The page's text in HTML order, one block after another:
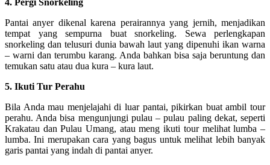
4. Pergi Snorkeling
Pantai anyer dikenal karena perairannya yang jernih, menjadikan
tempat yang sempurna buat snorkeling. Sewa perlengkapan
snorkeling dan telusuri dunia bawah laut yang dipenuhi ikan warna
– warni dan terumbu karang. Anda bahkan bisa saja beruntung dan
temukan satu atau dua kura – kura laut.
5. Ikuti Tur Perahu
Bila Anda mau menjelajahi di luar pantai, pikirkan buat ambil tour
perahu. Anda bisa mengunjungi pulau – pulau paling dekat, seperti
Krakatau dan Pulau Umang, atau meng ikuti tour melihat lumba –
lumba. Ini merupakan cara yang bagus untuk melihat lebih banyak
garis pantai yang indah di pantai anyer.